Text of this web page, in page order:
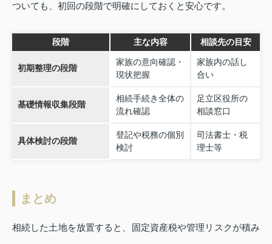
ついても、初回の段階で明確にしておくと安心です。
段階 主な内容 相談先の目安
初期整理の段階
家族の意向確認・
現状把握
家族内の話し
合い
基礎情報収集段階
相続手続き全体の
流れ確認
足立区役所の
相談窓口
具体検討の段階
登記や税務の個別
検討
司法書士・税
理士等
まとめ
相続した土地を放置すると、固定資産税や管理リスクが積み